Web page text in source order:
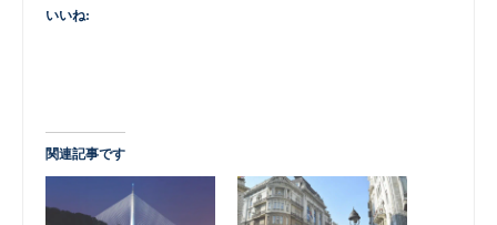
いいね:
関連記事です